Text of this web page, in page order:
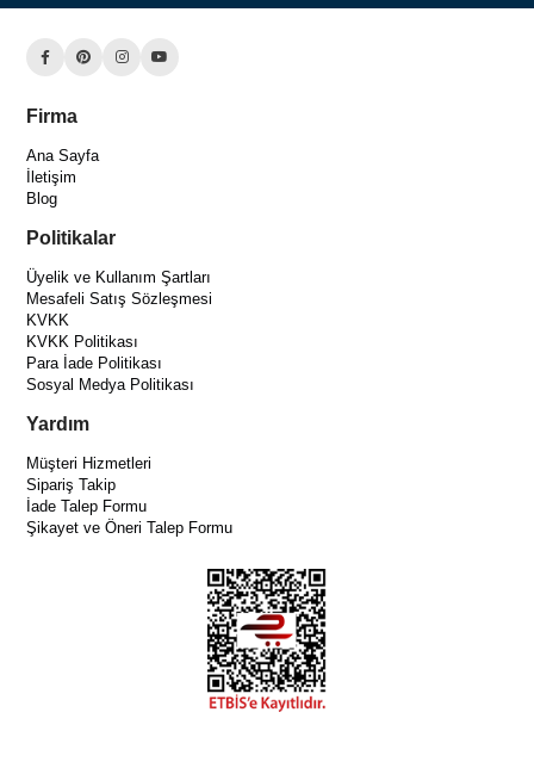
Firma
Ana Sayfa
İletişim
Blog
Politikalar
Üyelik ve Kullanım Şartları
Mesafeli Satış Sözleşmesi
KVKK
KVKK Politikası
Para İade Politikası
Sosyal Medya Politikası
Yardım
Müşteri Hizmetleri
Sipariş Takip
İade Talep Formu
Şikayet ve Öneri Talep Formu